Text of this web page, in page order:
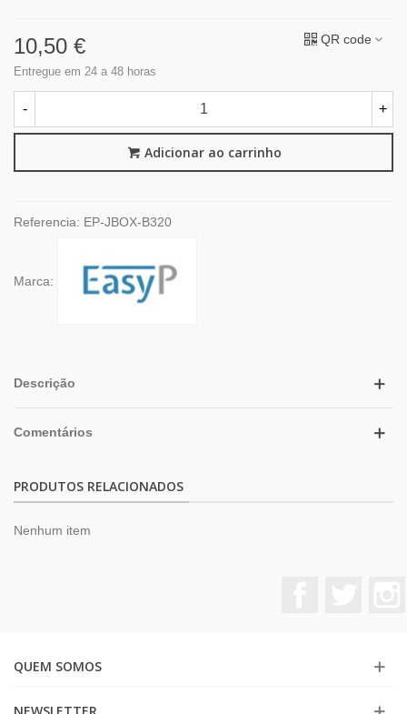
10,50 €
Entregue em 24 a 48 horas
QR code
- +
Adicionar ao carrinho
Referencia: EP-JBOX-B320
Marca:
Descrição
Comentários
PRODUTOS RELACIONADOS
Nenhum item
QUEM SOMOS